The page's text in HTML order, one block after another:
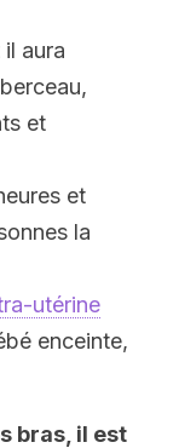
aura
et
et
la
utérine
enceinte,
bras, il est